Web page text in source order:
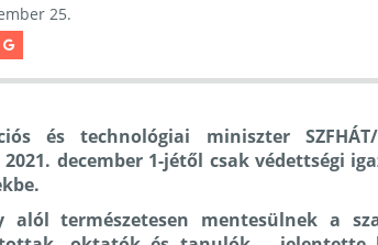
25.
és technológiai miniszter SZFHÁT/
december 1-jétől csak védettségi
alól természetesen mentesülnek a